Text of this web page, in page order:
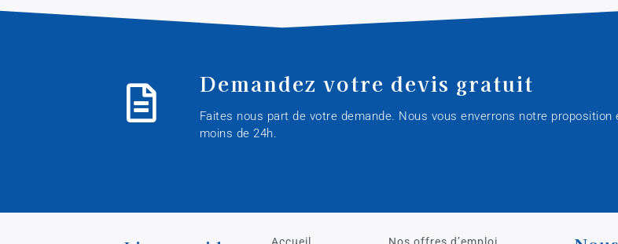
Demandez votre devis gratuit
Faites nous part de votre demande. Nous vous enverrons notre proposition
moins de 24h.